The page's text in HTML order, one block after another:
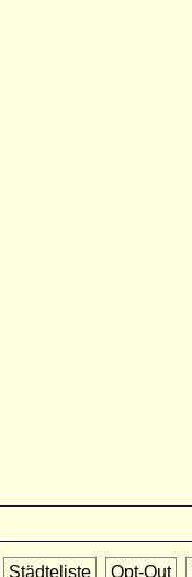
Städteliste Opt-Out